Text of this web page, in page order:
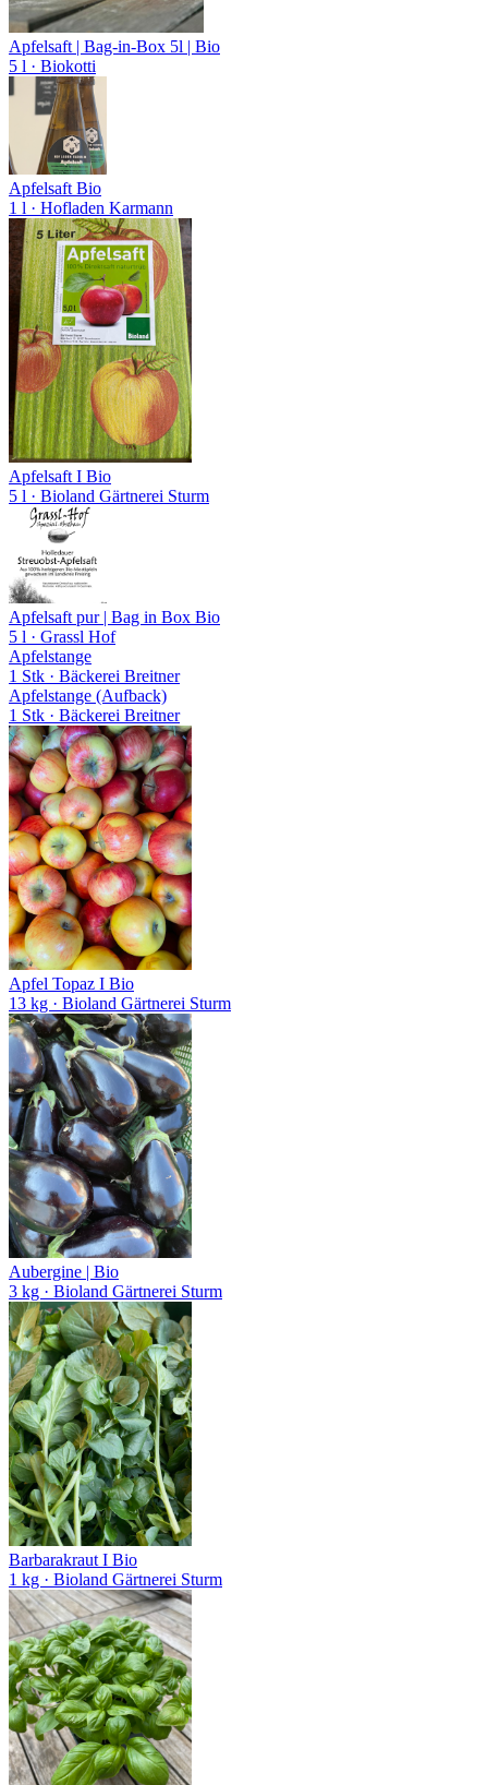
Apfelsaft | Bag-in-Box 5l | Bio
5 l · Biokotti
Apfelsaft Bio
1 l · Hofladen Karmann
Apfelsaft I Bio
5 l · Bioland Gärtnerei Sturm
Apfelsaft pur | Bag in Box Bio
5 l · Grassl Hof
Apfelstange
1 Stk · Bäckerei Breitner
Apfelstange (Aufback)
1 Stk · Bäckerei Breitner
Apfel Topaz I Bio
13 kg · Bioland Gärtnerei Sturm
Aubergine | Bio
3 kg · Bioland Gärtnerei Sturm
Barbarakraut I Bio
1 kg · Bioland Gärtnerei Sturm